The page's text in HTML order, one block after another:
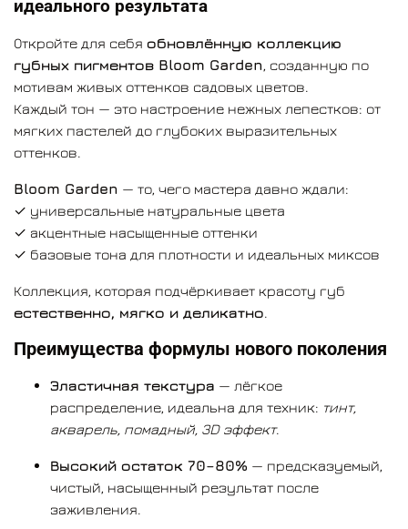
Создаёт мягкий, воздушный и женственный
Олицетворяет сладость, женственность и
очарование.
Чайная Роза — это цвет нежности.
Объём:5 мл
идеального результата
Откройте для себя обновлённую коллекцию
губных пигментов Bloom Garden , созданную по
мотивам живых оттенков садовых цветов.
Каждый тон — это настроение нежных лепестков: от
мягких пастелей до глубоких выразительных
оттенков.
Bloom Garden — то, чего мастера давно ждали:
✓ универсальные натуральные цвета
✓ акцентные насыщенные оттенки
✓ базовые тона для плотности и идеальных миксов
Коллекция, которая подчёркивает красоту губ
естественно, мягко и деликатно
Преимущества формулы нового поколения
Эластичная текстура — лёгкое
распределение, идеальна для техник: тинт,
акварель, помадный, 3D эффект.
Высокий остаток 70–80% — предсказуемый,
чистый, насыщенный результат после
заживления.